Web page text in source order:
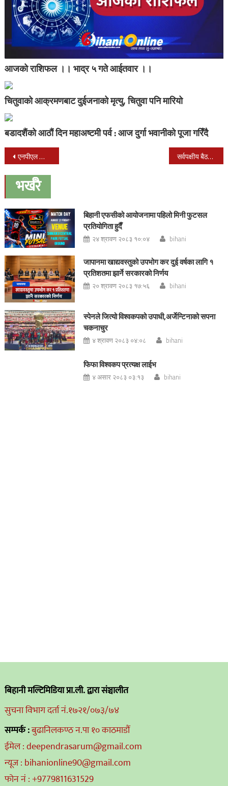
आजको राशिफल ।। भाद्र ५ गते आईतवार ।।
चितुवाको आक्रमणबाट दुईजनाको मृत्यु, चितुवा पनि मारियो
बडादशैंको आठौं दिन महाअष्टमी पर्व : आज दुर्गा भवानीको पूजा गरिँदै
Post
navigation
एनपीएल क्रिकेटमा काठमाडौं गोर्खाजको चौथो जित सर्वपक्षीय बैठकः आगामी निर्वाचनमा केन्द्रित हुन सरकारसँग राजनीतिक दलको आग्रह
भर्खरै
बिहानी एफसीको आयोजनामा पहिलो मिनी फुटसल
प्रतियोगिता हुदैँ
२४ श्रावण २०८३ १०:०४ bihani
जापानमा खाद्यवस्तुको उपभोग कर दुई वर्षका लागि १
प्रतिशतमा झार्ने सरकारको निर्णय
२० श्रावण २०८३ १७:५६ bihani
स्पेनले जित्यो विश्वकपको उपाधी,अर्जेन्टिनाको सपना
चकनाचुर
४ श्रावण २०८३ ०४:०८ bihani
फिफा विश्वकप प्रत्यक्ष लाईभ
४ असार २०८३ ०३:१३ bihani
बिहानी मल्टिमिडिया प्रा.ली. द्वारा संञ्चालीत
सुचना विभाग दर्ता नं.१७२१/०७३/७४
सम्पर्क :बुढानिलकण्ठ न.पा १० काठमाडौं
ईमेल : deependrasarum@gmail.com
न्यूज : bihanionline90@gmail.com
फोन नं : +9779811631529